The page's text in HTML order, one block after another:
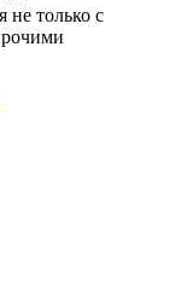
не только с